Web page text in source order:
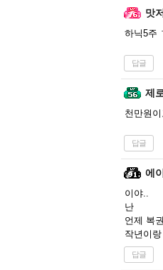
맛저
하닉5주
답글
제
천만원
답글
에
이야..
난
언제 복
작년이
답글